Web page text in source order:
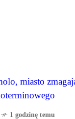
1 godzinę temu